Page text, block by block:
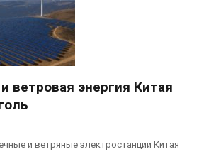
ветровая энергия Китая
и ветряные электростанции Китая